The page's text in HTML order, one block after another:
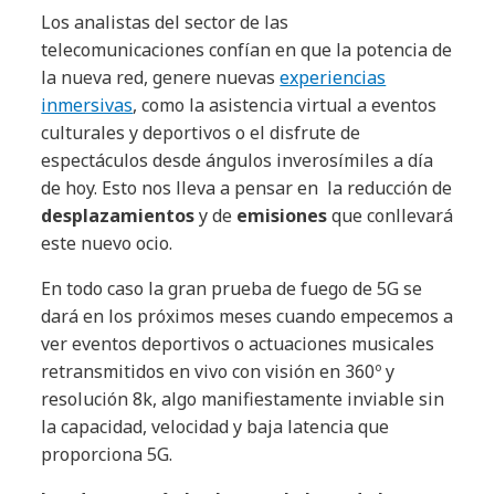
Los analistas del sector de las
telecomunicaciones confían en que la potencia de
la nueva red, genere nuevasexperiencias
inmersivas, como la asistencia virtual a eventos
culturales y deportivos o el disfrute de
espectáculos desde ángulos inverosímiles a día
de hoy. Esto nos lleva a pensar en la reducción de
desplazamientosy de emisionesque conllevará
este nuevo ocio.
En todo caso la gran prueba de fuego de 5G se
dará en los próximos meses cuando empecemos a
ver eventos deportivos o actuaciones musicales
retransmitidos en vivo con visión en 360º y
resolución 8k, algo manifiestamente inviable sin
la capacidad, velocidad y baja latencia que
proporciona 5G.